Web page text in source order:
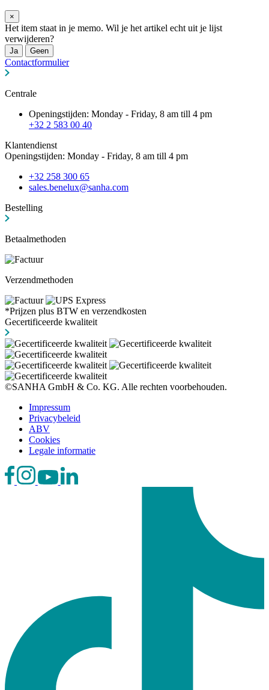
×
Het item staat in je memo. Wil je het artikel echt uit je lijst
verwijderen?
Ja Geen
Contactformulier
Centrale
Openingstijden: Monday - Friday, 8 am till 4 pm
+32 2 583 00 40
Klantendienst
Openingstijden: Monday - Friday, 8 am till 4 pm
+32 258 300 65
sales.benelux@sanha.com
Bestelling
Betaalmethoden
Verzendmethoden
*Prijzen plus BTW en verzendkosten
Gecertificeerde kwaliteit
©SANHA GmbH & Co. KG. Alle rechten voorbehouden.
Impressum
Privacybeleid
ABV
Cookies
Legale informatie